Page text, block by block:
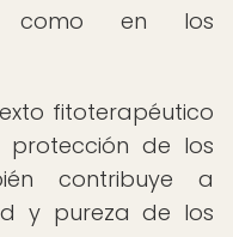
como en los
fitoterapéutico
de los
contribuye a
y pureza de los